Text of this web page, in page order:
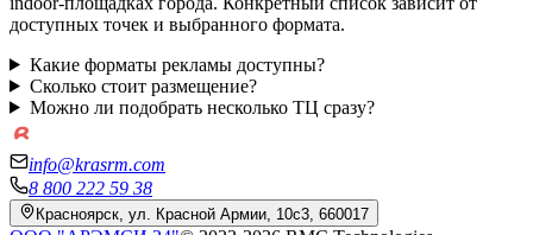
доступных точек и выбранного формата.
Какие форматы рекламы доступны?
Сколько стоит размещение?
Можно ли подобрать несколько ТЦ сразу?
info@krasrm.com
8 800 222 59 38
Красноярск, ул. Красной Армии, 10с3, 660017